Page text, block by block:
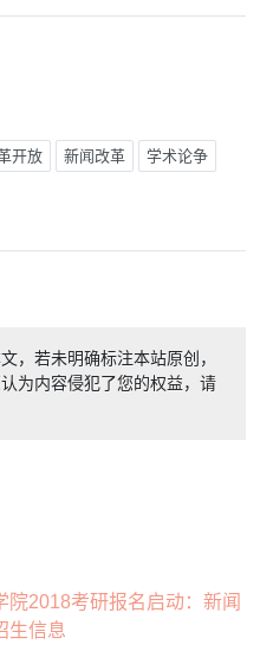
开放 新闻改革 学术论争
，若未明确标注本站原创，
为内容侵犯了您的权益，请